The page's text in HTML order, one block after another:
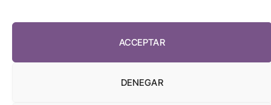
ACCEPTAR
DENEGAR
FUNDACIÓ